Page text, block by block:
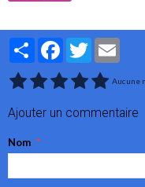
PartagerFacebookTwitter
Aucune
Ajouter un commentaire
Nom